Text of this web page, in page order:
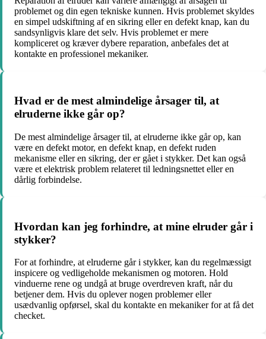
problemet og din egen tekniske kunnen. Hvis problemet skyldes
en simpel udskiftning af en sikring eller en defekt knap, kan du
sandsynligvis klare det selv. Hvis problemet er mere
kompliceret og kræver dybere reparation, anbefales det at
kontakte en professionel mekaniker.
Hvad er de mest almindelige årsager til, at
elruderne ikke går op?
De mest almindelige årsager til, at elruderne ikke går op, kan
være en defekt motor, en defekt knap, en defekt ruden
mekanisme eller en sikring, der er gået i stykker. Det kan også
være et elektrisk problem relateret til ledningsnettet eller en
dårlig forbindelse.
Hvordan kan jeg forhindre, at mine elruder går i
stykker?
For at forhindre, at elruderne går i stykker, kan du regelmæssigt
inspicere og vedligeholde mekanismen og motoren. Hold
vinduerne rene og undgå at bruge overdreven kraft, når du
betjener dem. Hvis du oplever nogen problemer eller
usædvanlig opførsel, skal du kontakte en mekaniker for at få det
checket.